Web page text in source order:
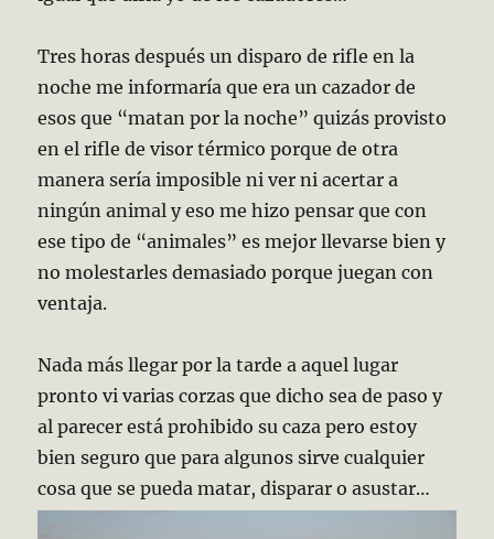
Tres horas después un disparo de rifle en la
noche me informaría que era un cazador de
esos que “matan por la noche” quizás provisto
en el rifle de visor térmico porque de otra
manera sería imposible ni ver ni acertar a
ningún animal y eso me hizo pensar que con
ese tipo de “animales” es mejor llevarse bien y
no molestarles demasiado porque juegan con
ventaja.
Nada más llegar por la tarde a aquel lugar
pronto vi varias corzas que dicho sea de paso y
al parecer está prohibido su caza pero estoy
bien seguro que para algunos sirve cualquier
cosa que se pueda matar, disparar o asustar…